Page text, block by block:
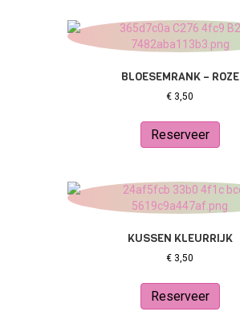
BLOESEMRANK – ROZE
€ 3,50
Reserveer
KUSSEN KLEURRIJK
€ 3,50
Reserveer